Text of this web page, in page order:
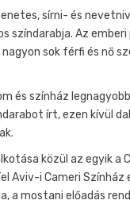
sírni- és
színdarabja. Az
sok férfi és nő
és színház
írt, ezen kívül
közül az egyik a
Aviv-i Cameri
a mostani előadás